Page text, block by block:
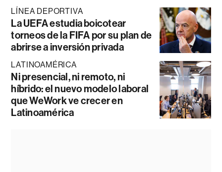
LÍNEA DEPORTIVA
La UEFA estudia boicotear
torneos de la FIFA por su plan de
abrirse a inversión privada
LATINOAMÉRICA
Ni presencial, ni remoto, ni
híbrido: el nuevo modelo laboral
que WeWork ve crecer en
Latinoamérica